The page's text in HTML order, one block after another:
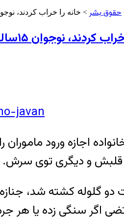
حقوق بشر > خانه را خراب کردند، نوجوان ۱۵ساله خوزستانی را
نوجوان ۱۵ساله خوزستانی را کشتند
که روز شنبه بر اثر اصابت دو گلوله
اگر سنگی زده یا هر